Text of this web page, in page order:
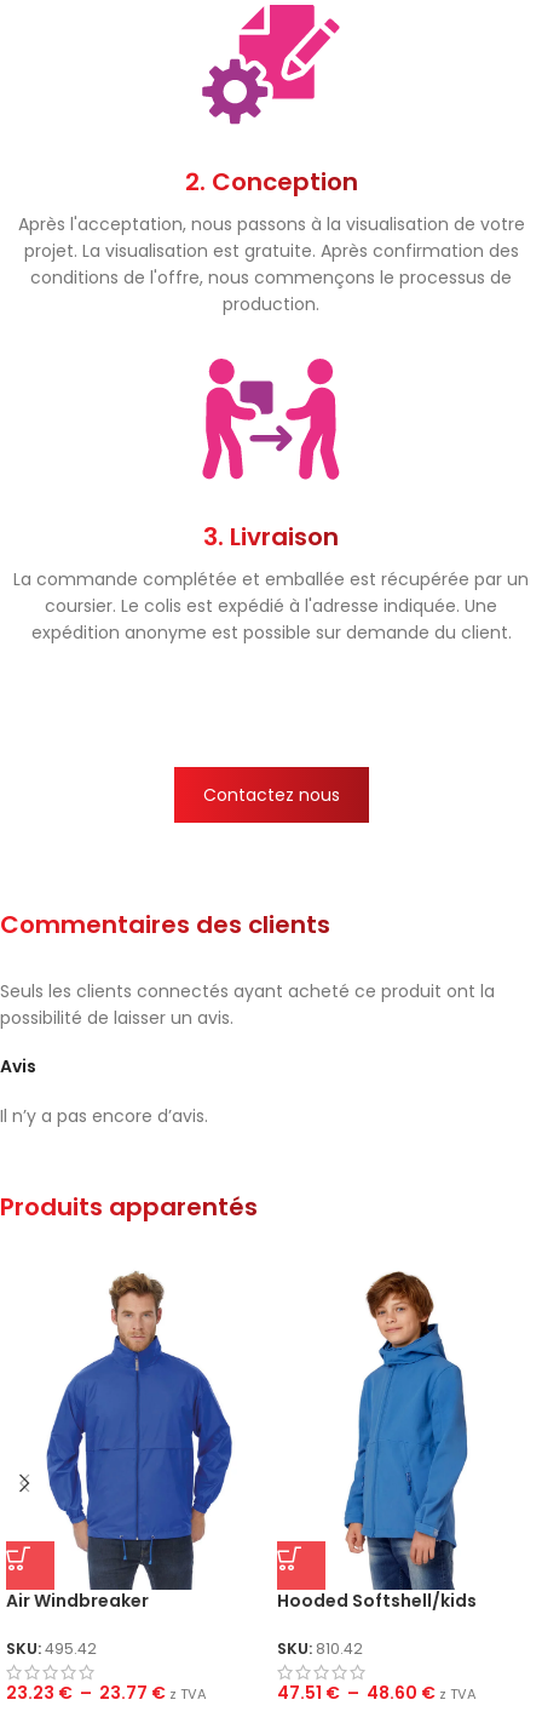
2. Conception
Après l'acceptation, nous passons à la visualisation de votre
projet. La visualisation est gratuite. Après confirmation des
conditions de l'offre, nous commençons le processus de
production.
3. Livraison
La commande complétée et emballée est récupérée par un
coursier. Le colis est expédié à l'adresse indiquée. Une
expédition anonyme est possible sur demande du client.
Contactez nous
Commentaires des clients
Avis
Il n’y a pas encore d’avis.
Seuls les clients connectés ayant acheté ce produit ont la
possibilité de laisser un avis.
Produits apparentés
Air Windbreaker
SKU:495.42
23.23 € – 23.77 € z TVA
Hooded Softshell/kids
SKU: 810.42
47.51 € – 48.60 € z TVA